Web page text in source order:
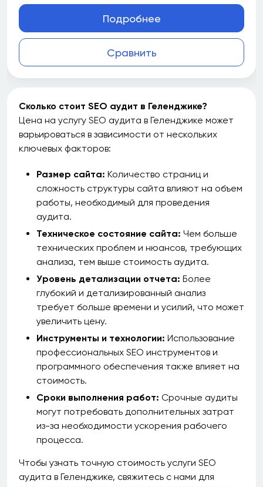
Сравнить
Подробнее
Сколько стоит SEO аудит в Геленджике?
Цена на услугу SEO аудита в Геленджике может
варьироваться в зависимости от нескольких
ключевых факторов:
Размер сайта: Количество страниц и
сложность структуры сайта влияют на объем
работы, необходимый для проведения
аудита.
Техническое состояние сайта: Чем больше
технических проблем и нюансов, требующих
анализа, тем выше стоимость аудита.
Уровень детализации отчета: Более
глубокий и детализированный анализ
требует больше времени и усилий, что может
увеличить цену.
Инструменты и технологии: Использование
профессиональных SEO инструментов и
программного обеспечения также влияет на
стоимость.
Сроки выполнения работ: Срочные аудиты
могут потребовать дополнительных затрат
из-за необходимости ускорения рабочего
процесса.
Чтобы узнать точную стоимость услуги SEO
аудита в Геленджике, свяжитесь с нами для